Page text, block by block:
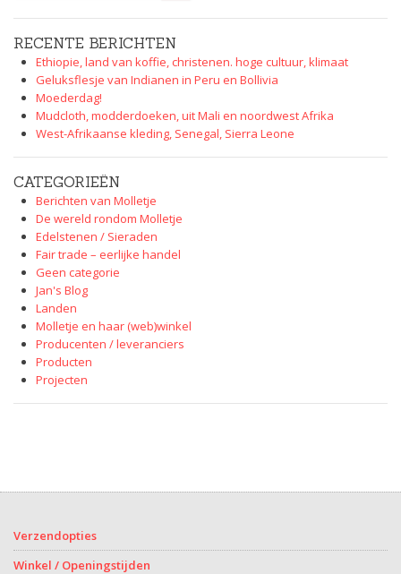
RECENTE BERICHTEN
Ethiopie, land van koffie, christenen. hoge cultuur, klimaat
Geluksflesje van Indianen in Peru en Bollivia
Moederdag!
Mudcloth, modderdoeken, uit Mali en noordwest Afrika
West-Afrikaanse kleding, Senegal, Sierra Leone
CATEGORIEËN
Berichten van Molletje
De wereld rondom Molletje
Edelstenen / Sieraden
Fair trade – eerlijke handel
Geen categorie
Jan's Blog
Landen
Molletje en haar (web)winkel
Producenten / leveranciers
Producten
Projecten
Verzendopties
Winkel / Openingstijden